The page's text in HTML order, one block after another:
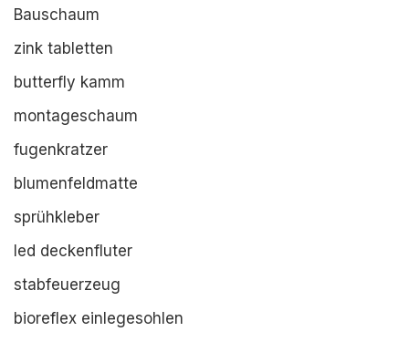
Bauschaum
zink tabletten
butterfly kamm
montageschaum
fugenkratzer
blumenfeldmatte
sprühkleber
led deckenfluter
stabfeuerzeug
bioreflex einlegesohlen